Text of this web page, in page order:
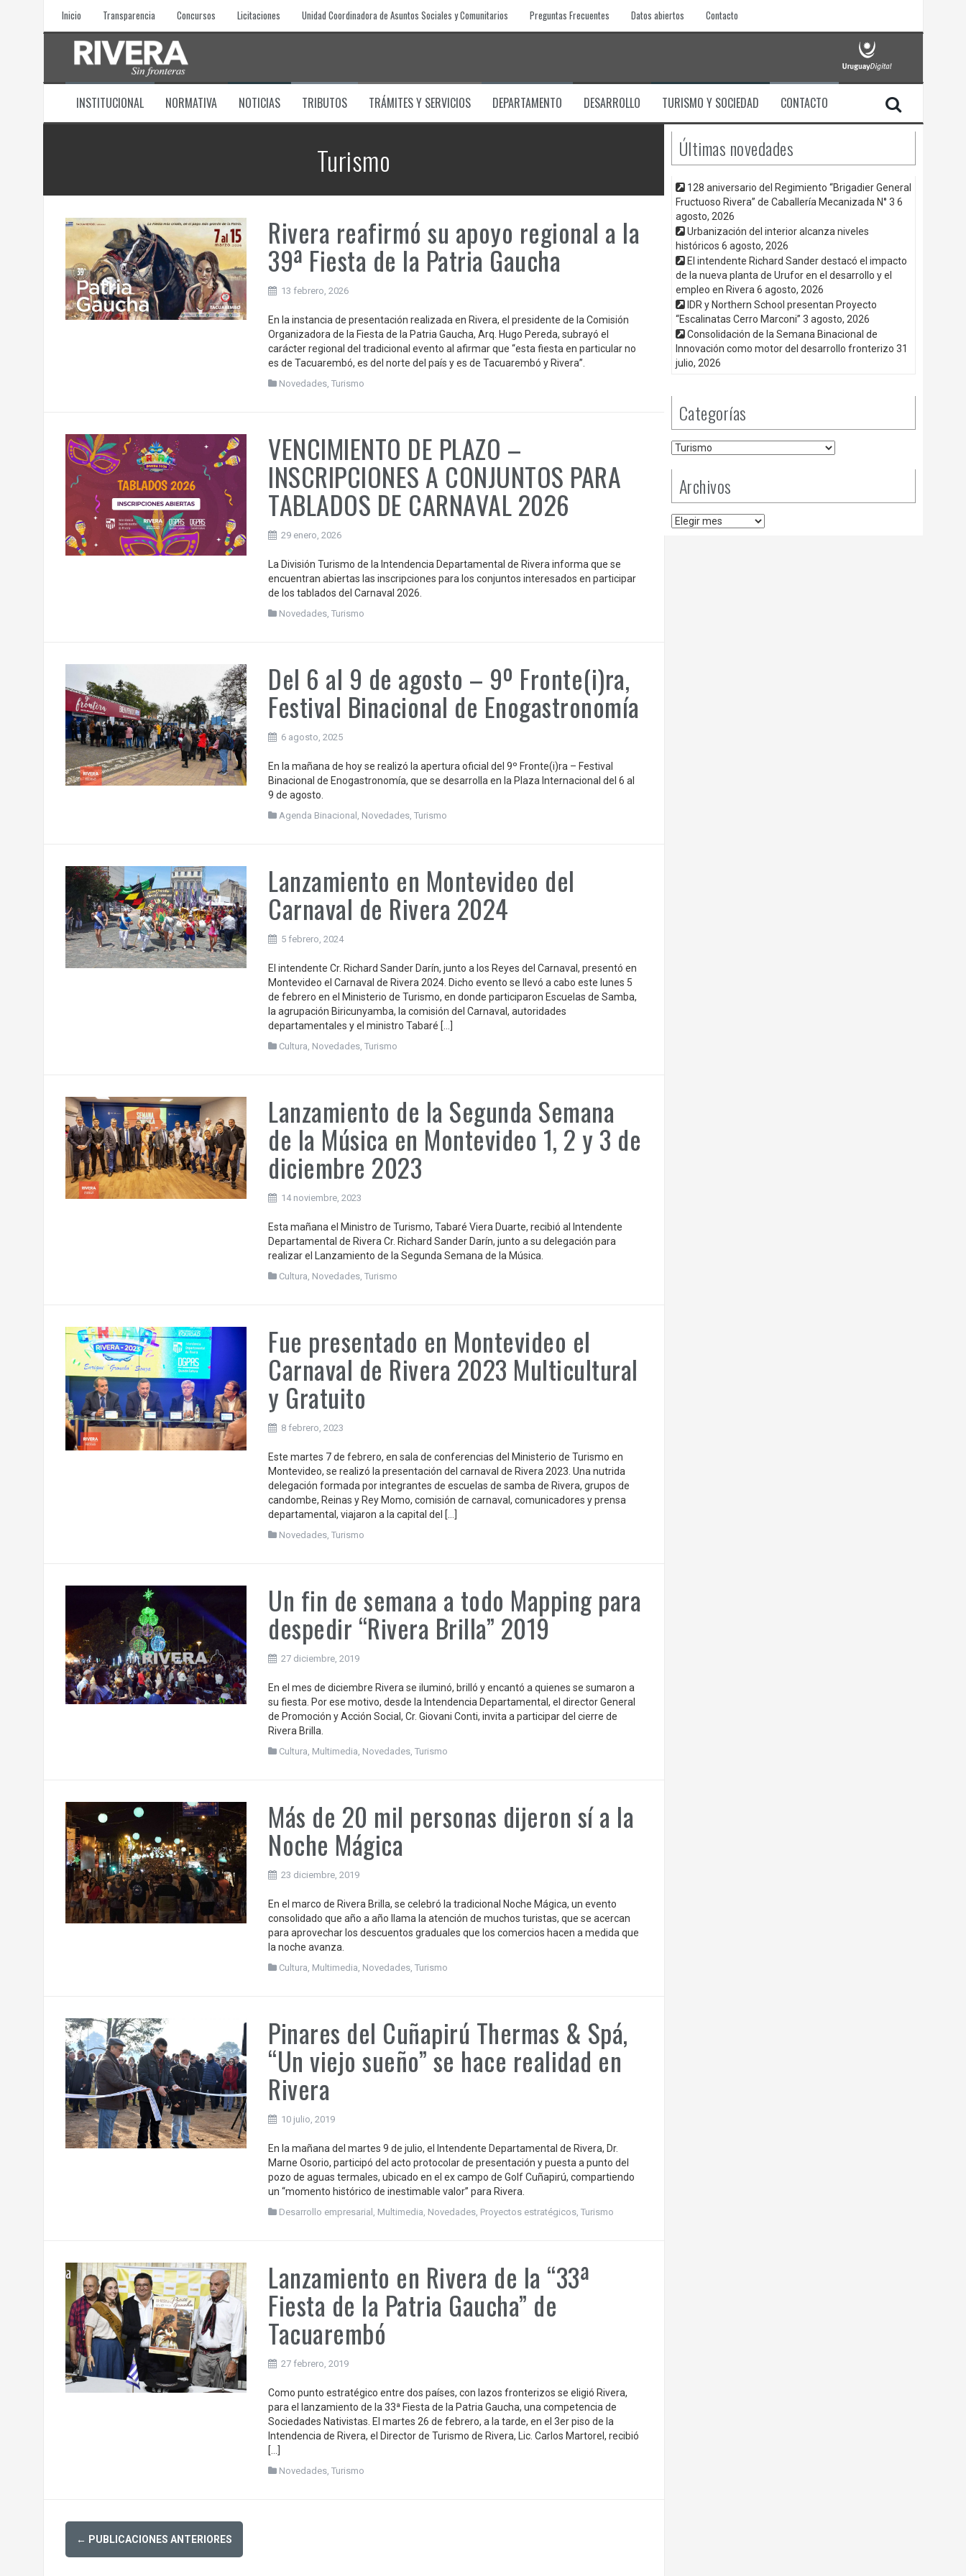
Inicio Transparencia Concursos Licitaciones Unidad Coordinadora de Asuntos Sociales y Comunitarios Preguntas Frecuentes Datos abiertos Contacto
INSTITUCIONAL NORMATIVA NOTICIAS TRIBUTOS TRÁMITES Y SERVICIOS DEPARTAMENTO DESARROLLO TURISMO Y SOCIEDAD CONTACTO
Turismo
Rivera reafirmó su apoyo regional a la
39ª Fiesta de la Patria Gaucha
13 febrero, 2026
En la instancia de presentación realizada en Rivera, el presidente de la Comisión
Organizadora de la Fiesta de la Patria Gaucha, Arq. Hugo Pereda, subrayó el
carácter regional del tradicional evento al afirmar que “esta fiesta en particular no
es de Tacuarembó, es del norte del país y es de Tacuarembó y Rivera”.
Novedades,Turismo
VENCIMIENTO DE PLAZO –
INSCRIPCIONES A CONJUNTOS PARA
TABLADOS DE CARNAVAL 2026
29 enero, 2026
La División Turismo de la Intendencia Departamental de Rivera informa que se
encuentran abiertas las inscripciones para los conjuntos interesados en participar
de los tablados del Carnaval 2026.
Novedades,Turismo
Del 6 al 9 de agosto – 9º Fronte(i)ra,
Festival Binacional de Enogastronomía
6 agosto, 2025
En la mañana de hoy se realizó la apertura oficial del 9º Fronte(i)ra – Festival
Binacional de Enogastronomía, que se desarrolla en la Plaza Internacional del 6 al
9 de agosto.
Agenda Binacional , Novedades,Turismo
Lanzamiento en Montevideo del
Carnaval de Rivera 2024
5 febrero, 2024
El intendente Cr. Richard Sander Darín, junto a los Reyes del Carnaval, presentó en
Montevideo el Carnaval de Rivera 2024. Dicho evento se llevó a cabo este lunes 5
de febrero en el Ministerio de Turismo, en donde participaron Escuelas de Samba,
la agrupación Biricunyamba, la comisión del Carnaval, autoridades
departamentales y el ministro Tabaré […]
Cultura, Novedades,Turismo
Lanzamiento de la Segunda Semana
de la Música en Montevideo 1, 2 y 3 de
diciembre 2023
14 noviembre, 2023
Esta mañana el Ministro de Turismo, Tabaré Viera Duarte, recibió al Intendente
Departamental de Rivera Cr. Richard Sander Darín, junto a su delegación para
realizar el Lanzamiento de la Segunda Semana de la Música.
Cultura, Novedades,Turismo
Fue presentado en Montevideo el
Carnaval de Rivera 2023 Multicultural
y Gratuito
8 febrero, 2023
Este martes 7 de febrero, en sala de conferencias del Ministerio de Turismo en
Montevideo, se realizó la presentación del carnaval de Rivera 2023. Una nutrida
delegación formada por integrantes de escuelas de samba de Rivera, grupos de
candombe, Reinas y Rey Momo, comisión de carnaval, comunicadores y prensa
departamental, viajaron a la capital del […]
Novedades,Turismo
Un fin de semana a todo Mapping para
despedir “Rivera Brilla” 2019
27 diciembre, 2019
En el mes de diciembre Rivera se iluminó, brilló y encantó a quienes se sumaron a
su fiesta. Por ese motivo, desde la Intendencia Departamental, el director General
de Promoción y Acción Social, Cr. Giovani Conti, invita a participar del cierre de
Rivera Brilla.
Cultura, Multimedia, Novedades,Turismo
Más de 20 mil personas dijeron sí a la
Noche Mágica
23 diciembre, 2019
En el marco de Rivera Brilla, se celebró la tradicional Noche Mágica, un evento
consolidado que año a año llama la atención de muchos turistas, que se acercan
para aprovechar los descuentos graduales que los comercios hacen a medida que
la noche avanza.
Cultura, Multimedia, Novedades,Turismo
Pinares del Cuñapirú Thermas & Spá,
“Un viejo sueño” se hace realidad en
Rivera
10 julio, 2019
En la mañana del martes 9 de julio, el Intendente Departamental de Rivera, Dr.
Marne Osorio, participó del acto protocolar de presentación y puesta a punto del
pozo de aguas termales, ubicado en el ex campo de Golf Cuñapirú, compartiendo
un “momento histórico de inestimable valor” para Rivera.
Desarrollo empresarial , Multimedia, Novedades, Proyectos estratégicos,Turismo
Lanzamiento en Rivera de la “33ª
Fiesta de la Patria Gaucha” de
Tacuarembó
27 febrero, 2019
Como punto estratégico entre dos países, con lazos fronterizos se eligió Rivera,
para el lanzamiento de la 33ª Fiesta de la Patria Gaucha, una competencia de
Sociedades Nativistas. El martes 26 de febrero, a la tarde, en el 3er piso de la
Intendencia de Rivera, el Director de Turismo de Rivera, Lic. Carlos Martorel, recibió
[…]
Novedades,Turismo
Posts
navigation
← PUBLICACIONES ANTERIORES
Últimas novedades
128 aniversario del Regimiento “Brigadier General
Fructuoso Rivera” de Caballería Mecanizada N° 3 6
agosto, 2026
Urbanización del interior alcanza niveles
históricos 6 agosto, 2026
El intendente Richard Sander destacó el impacto
de la nueva planta de Urufor en el desarrollo y el
empleo en Rivera 6 agosto, 2026
IDR y Northern School presentan Proyecto
“Escalinatas Cerro Marconi” 3 agosto, 2026
Consolidación de la Semana Binacional de
Innovación como motor del desarrollo fronterizo 31
julio, 2026
Categorías
Categorías
Archivos
Archivos